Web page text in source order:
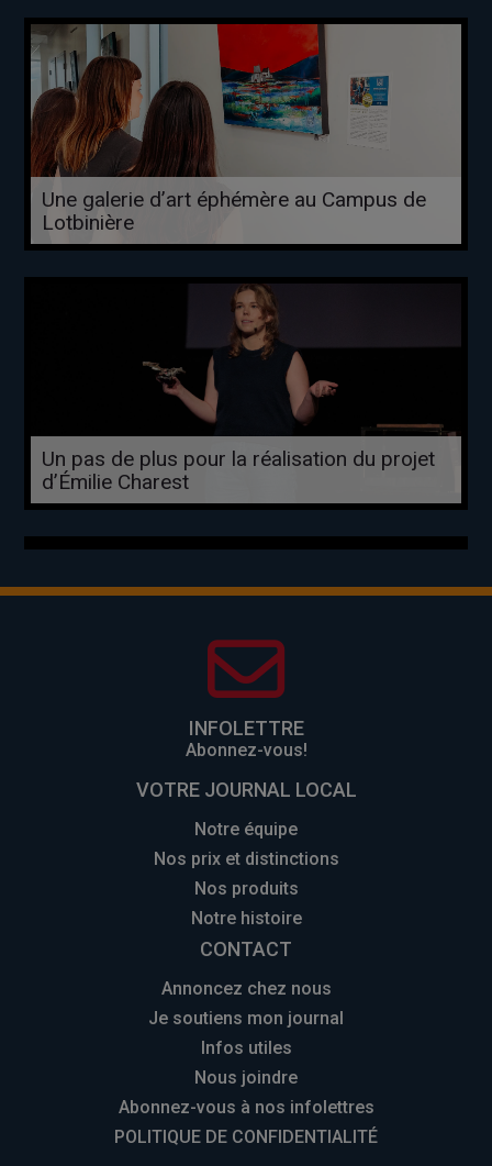
Une galerie d’art éphémère au Campus de
Lotbinière
Un pas de plus pour la réalisation du projet
d’Émilie Charest
INFOLETTRE
Abonnez-vous!
VOTRE JOURNAL LOCAL
Notre équipe
Nos prix et distinctions
Nos produits
Notre histoire
CONTACT
Annoncez chez nous
Je soutiens mon journal
Infos utiles
Nous joindre
Abonnez-vous à nos infolettres
POLITIQUE DE CONFIDENTIALITÉ